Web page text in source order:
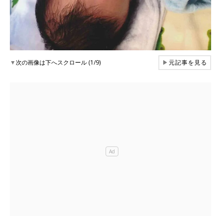
▼次の画像は下へスクロール (1/9) ▶元記事を見る